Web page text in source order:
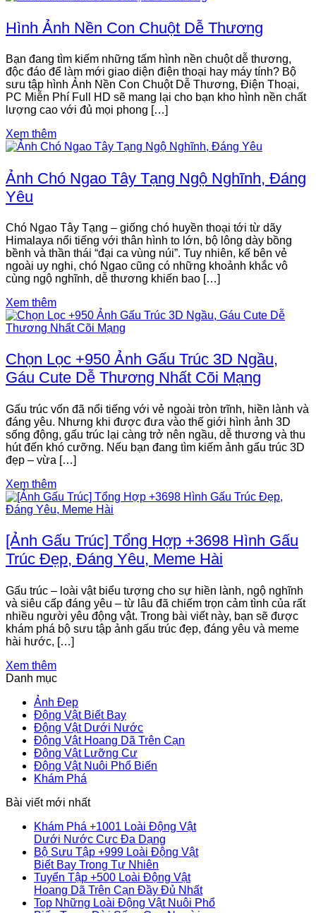
Hình Ảnh Nền Con Chuột Dễ Thương
Bạn đang tìm kiếm những tấm hình nền chuột dễ thương,
độc đáo để làm mới giao diện điện thoại hay máy tính? Bộ
sưu tập hình Ảnh Nền Con Chuột Dễ Thương, Điện Thoại,
PC Miễn Phí Full HD sẽ mang lại cho bạn kho hình nền chất
lượng cao với đủ mọi phong […]
Xem thêm
Ảnh Chó Ngao Tây Tạng Ngộ Nghĩnh, Đáng
Yêu
Chó Ngao Tây Tạng – giống chó huyền thoại tới từ dãy
Himalaya nổi tiếng với thân hình to lớn, bộ lông dày bồng
bềnh và thần thái “đại ca vùng núi”. Tuy nhiên, kế bên vẻ
ngoài uy nghi, chó Ngao cũng có những khoảnh khắc vô
cùng ngộ nghĩnh, dễ thương khiến bao […]
Xem thêm
Chọn Lọc +950 Ảnh Gấu Trúc 3D Ngầu,
Gáu Cute Dễ Thương Nhất Cõi Mạng
Gấu trúc vốn đã nổi tiếng với vẻ ngoài tròn trĩnh, hiền lành và
đáng yêu. Nhưng khi được đưa vào thế giới hình ảnh 3D
sống động, gấu trúc lại càng trở nên ngầu, dễ thương và thu
hút đến khó cưỡng. Nếu bạn đang tìm kiếm ảnh gấu trúc 3D
đẹp – vừa […]
Xem thêm
[Ảnh Gấu Trúc] Tổng Hợp +3698 Hình Gấu
Trúc Đẹp, Đáng Yêu, Meme Hài
Gấu trúc – loài vật biểu tượng cho sự hiền lành, ngộ nghĩnh
và siêu cấp đáng yêu – từ lâu đã chiếm trọn cảm tình của rất
nhiều người yêu động vật. Trong bài viết này, bạn sẽ được
khám phá bộ sưu tập ảnh gấu trúc đẹp, đáng yêu và meme
hài hước, […]
Xem thêm
Danh mục
Ảnh Đẹp
Động Vật Biết Bay
Động Vật Dưới Nước
Động Vật Hoang Dã Trên Cạn
Động Vật Lưỡng Cư
Động Vật Nuôi Phổ Biến
Khám Phá
Bài viết mới nhất
Khám Phá +1001 Loài Động Vật
Dưới Nước Cực Đa Dạng
có
luận
ở
Khám
Bộ Sưu Tập +999 Loài Động Vật
Biết Bay Trong Tự Nhiên
có
bình
luận
Tuyển Tập +500 Loài Động Vật
Hoang Dã Trên Cạn Đầy Đủ NhấtKhông
có
Top Những Loài Động Vật Nuôi Phổ